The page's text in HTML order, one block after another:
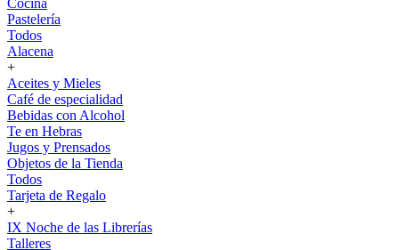
Cocina
Pastelería
Todos
Alacena
+
Aceites y Mieles
Café de especialidad
Bebidas con Alcohol
Te en Hebras
Jugos y Prensados
Objetos de la Tienda
Todos
Tarjeta de Regalo
+
IX Noche de las Librerías
Talleres